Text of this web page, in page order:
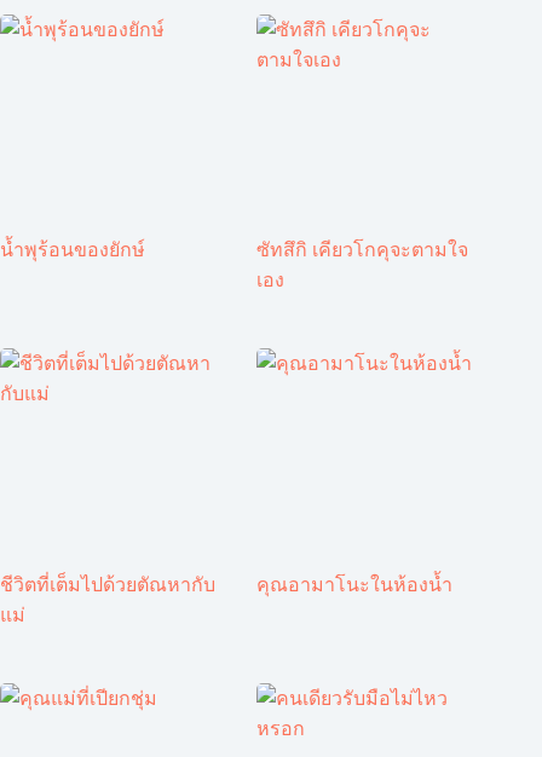
น้ำพุร้อนของยักษ์
ซัทสึกิ เคียวโกคุจะตามใจ
เอง
ชีวิตที่เต็มไปด้วยตัณหากับ
แม่
คุณอามาโนะในห้องน้ำ